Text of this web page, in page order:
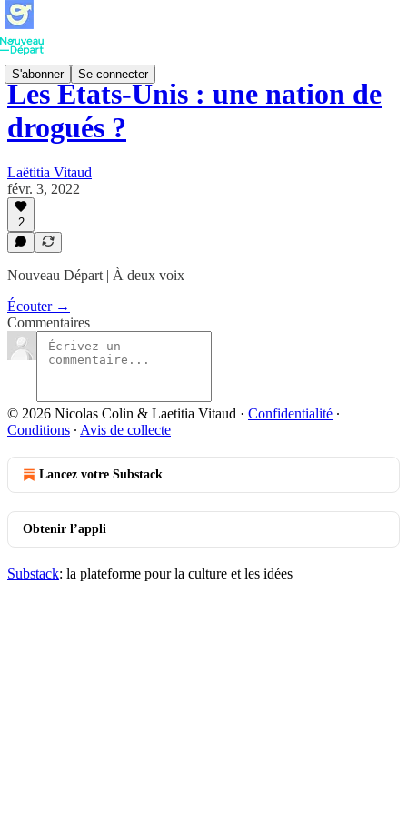
S'abonner Se connecter
Les États-Unis : une nation de
drogués ?
Laëtitia Vitaud
févr. 3, 2022
2
Nouveau Départ | À deux voix
Écouter →
Commentaires
© 2026 Nicolas Colin & Laetitia Vitaud · Confidentialité ∙
Conditions ∙ Avis de collecte
Lancez votre Substack
Obtenir l’appli
Substack: la plateforme pour la culture et les idées